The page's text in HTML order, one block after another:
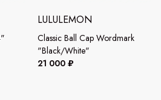
LULULEMON
Classic Ball Cap Wordmark
"Black/White"
21 000 ₽